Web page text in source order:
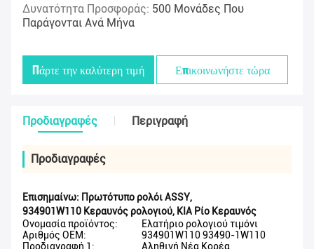
Δυνατότητα Προσφοράς: 500 Μονάδες Που
Παράγονται Ανά Μήνα
Πάρτε την καλύτερη τιμή Επικοινωνήστε τώρα
Προδιαγραφές Περιγραφή
Προδιαγραφές
Επισημαίνω: Πρωτότυπο ρολόι ASSY,
934901W110 Κεραυνός ρολογιού, KIA Ρίο Κεραυνός
Ονομασία προϊόντος:
Ελατήριο ρολογιού τιμόνι
Αριθμός OEM:
934901W110 93490-1W110
Προδιαγραφή 1:
Αληθινή Νέα Κορέα